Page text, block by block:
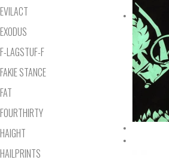
EVILACT
EXODUS
F-LAGSTUF-F
FAKIE STANCE
FAT
FOURTHIRTY
HAIGHT
HAILPRINTS